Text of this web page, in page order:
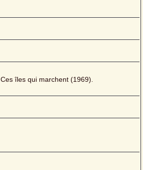
Ces îles qui marchent (1969).